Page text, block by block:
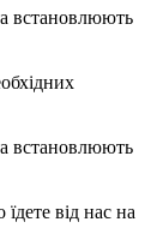
встановлюють
встановлюють
від нас на